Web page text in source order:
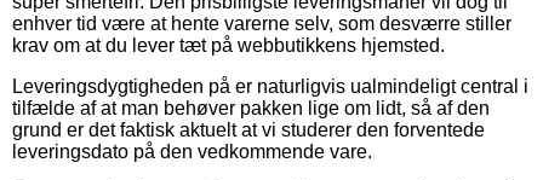
enhver tid være at hente varerne selv, som desværre stiller
krav om at du lever tæt på webbutikkens hjemsted.
Leveringsdygtigheden på er naturligvis ualmindeligt central i
tilfælde af at man behøver pakken lige om lidt, så af den
grund er det faktisk aktuelt at vi studerer den forventede
leveringsdato på den vedkommende vare.